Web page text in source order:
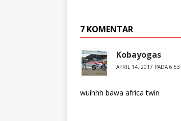
7 KOMENTAR
Kobayogas
APRIL 14, 2017 PADA 6:53
wuihhh bawa africa twin